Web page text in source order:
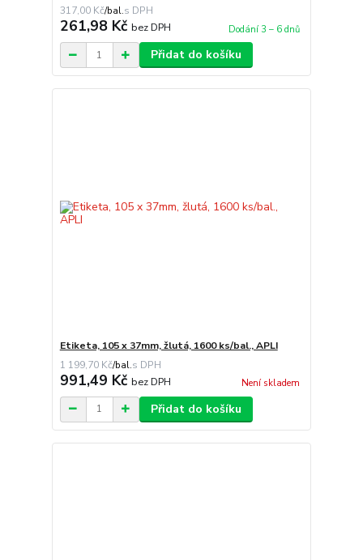
317,00 Kč/bal.
261,98 Kč bez DPH Dodání 3 – 6 dnů
Přidat do košíku
Etiketa, 105 x 37mm, žlutá, 1600 ks/bal., APLI
1 199,70 Kč/bal.
991,49 Kč bez DPH Není skladem
Přidat do košíku